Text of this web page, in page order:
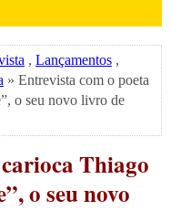
, Lançamentos ,
» Entrevista com o poeta
o seu novo livro de
Thiago
o seu novo